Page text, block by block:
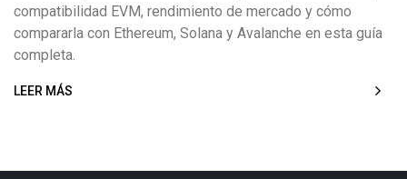
compatibilidad EVM, rendimiento de mercado y cómo
compararla con Ethereum, Solana y Avalanche en esta guía
completa.
LEER MÁS